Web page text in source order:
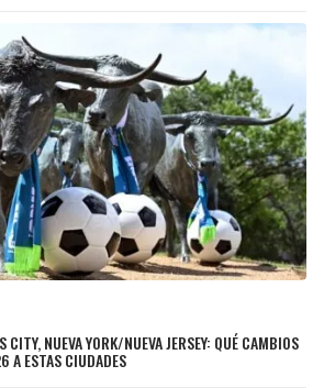
CITY, NUEVA YORK/NUEVA JERSEY: QUÉ CAMBIOS
A ESTAS CIUDADES